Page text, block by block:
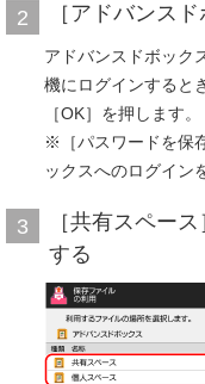
2 ［アドバンス
アドバンスドボック
機にログインすると
［OK］を押します。
※［パスワードを保
ックスへのログイン
3
［共有スペー
する